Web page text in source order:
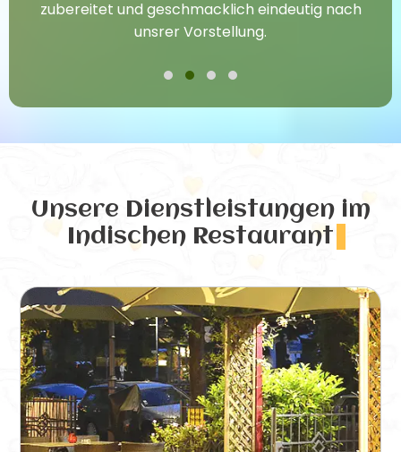
zubereitet und geschmacklich eindeutig nach
unsrer Vorstellung.
Unsere Dienstleistungen im
Indischen Restaurant